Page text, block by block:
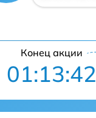
Конец акции
01:13:41